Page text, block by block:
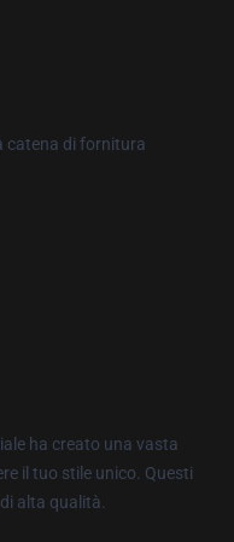
catena di fornitura
ha creato una vasta
il tuo stile unico. Questi
alta qualità.